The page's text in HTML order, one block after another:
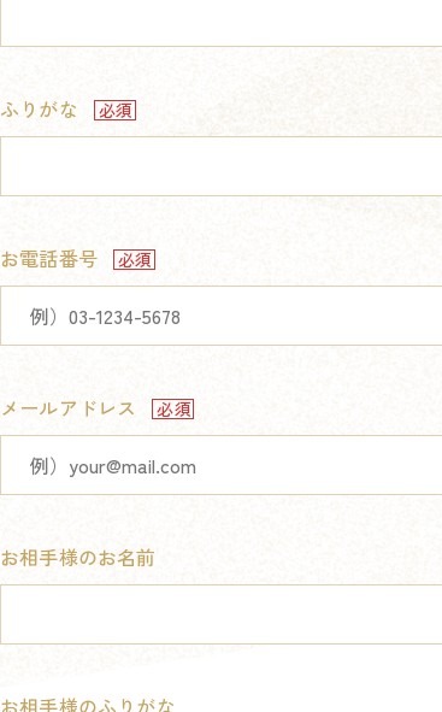
ふりがな
お電話番号
メールアドレス
お相手様のお名前
お相手様のふりがな